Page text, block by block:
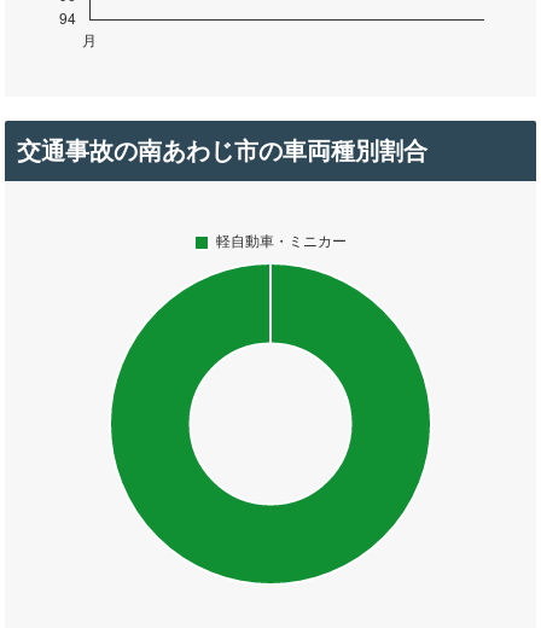
交通事故の南あわじ市の車両種別割合